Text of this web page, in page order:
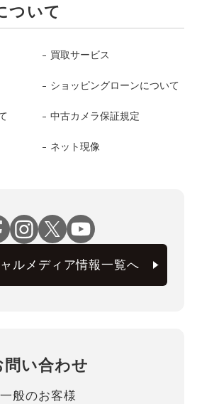
ついて
買取サービス
ショッピングローンについて
中古カメラ保証規定
ネット現像
ルメディア情報一覧へ
問い合わせ
一般のお客様